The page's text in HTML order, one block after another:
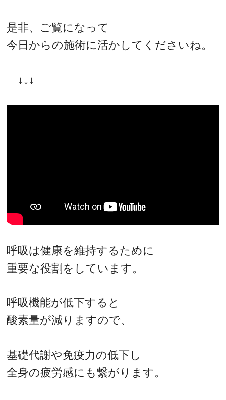
是非、ご覧になって
今日からの施術に活かしてくださいね。
↓↓↓
呼吸は健康を維持するために
重要な役割をしています。
呼吸機能が低下すると
酸素量が減りますので、
基礎代謝や免疫力の低下し
全身の疲労感にも繋がります。